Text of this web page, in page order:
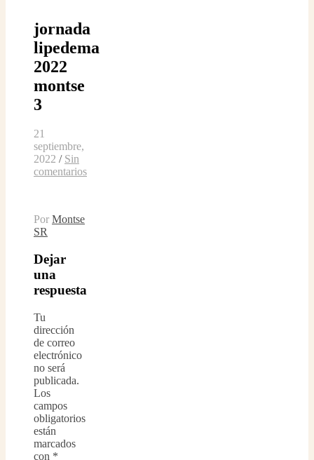
jornada
lipedema
2022
montse
3
21
septiembre,
2022 / Sin
comentarios
Por Montse
SR
Dejar
una
respuesta
Tu
dirección
de correo
electrónico
no será
publicada.
Los
campos
obligatorios
están
marcados
con *